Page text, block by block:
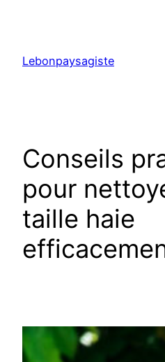
Lebonpaysagiste
Conseils
pour
taille haie